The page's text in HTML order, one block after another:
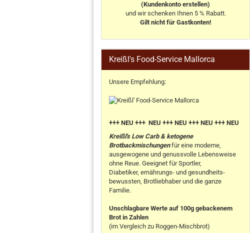
(Kundenkonto erstellen)
und wir schenken Ihnen 5 % Rabatt.
Gilt nicht für Gastkonten!
Kreißl's Food-Service Mallorca
Unsere Empfehlung:
+++ NEU +++ NEU +++ NEU +++ NEU +++ NEU
Kreißl's Low Carb & ketogene
Brotbackmischungenfür eine moderne,
ausgewogene und genussvolle Lebensweise
ohne Reue. Geeignet für Sportler,
Diabetiker, ernährungs- und gesundheits-
bewussten, Brotliebhaber und die ganze
Familie.
Unschlagbare Werte auf 100g gebackenem
Brot in Zahlen
(im Vergleich zu Roggen-Mischbrot)